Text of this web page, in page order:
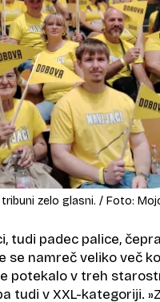
zelo glasni. / Foto:
tudi padec palice,
se namreč veliko več
potekalo v treh
tudi v XXL-kategoriji.